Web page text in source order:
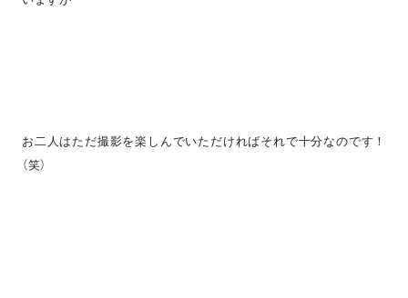
お二人はただ撮影を楽しんでいただければそれで十分なのです！
（笑）